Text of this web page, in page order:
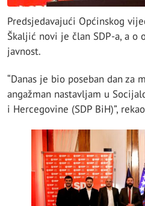
Predsjedavajući Općinskog
Škaljić novi je član SDP-a, a
javnost.
“Danas je bio poseban dan za
angažman nastavljam u
i Hercegovine (SDP BiH)”,